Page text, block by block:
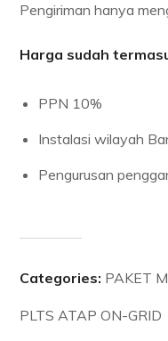
Pengiriman hanya
Harga sudah
PPN 10%
Instalasi wilayah
Pengurusan
Categories: PAKET
PLTS ATAP ON-GRID